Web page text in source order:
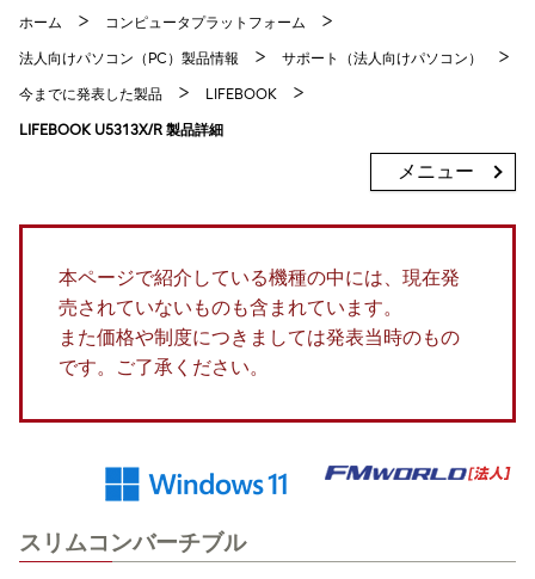
ホーム コンピュータプラットフォーム
法人向けパソコン（PC）製品情報 サポート（法人向けパソコン）
今までに発表した製品 LIFEBOOK
LIFEBOOK U5313X/R 製品詳細
メニュー
本ページで紹介している機種の中には、現在発
売されていないものも含まれています。
また価格や制度につきましては発表当時のもの
です。ご了承ください。
スリムコンバーチブル